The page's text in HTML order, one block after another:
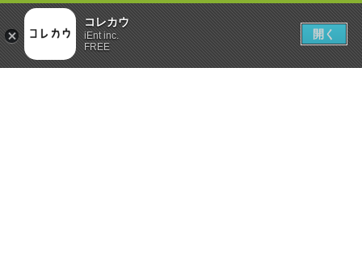
コレカウ
iEnt inc.
FREE
開く